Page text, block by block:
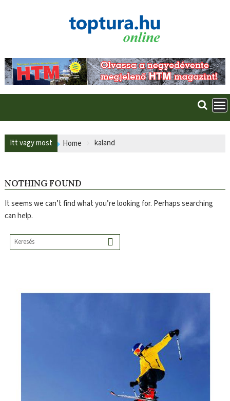
Itt vagy most Home kaland
NOTHING FOUND
It seems we can’t find what you’re looking for. Perhaps searching
can help.